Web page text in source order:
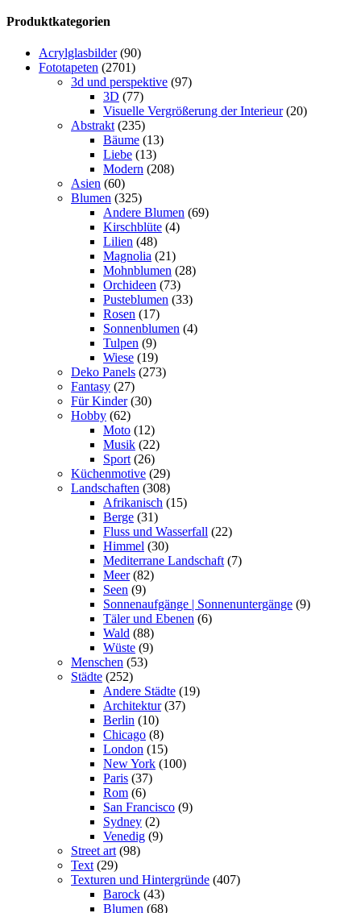
Produktkategorien
Acrylglasbilder (90)
Fototapeten (2701)
3d und perspektive (97)
3D (77)
Visuelle Vergrößerung der Interieur (20)
Abstrakt (235)
Bäume (13)
Liebe (13)
Modern (208)
Asien (60)
Blumen (325)
Andere Blumen (69)
Kirschblüte (4)
Lilien (48)
Magnolia (21)
Mohnblumen (28)
Orchideen (73)
Pusteblumen (33)
Rosen (17)
Sonnenblumen (4)
Tulpen (9)
Wiese (19)
Deko Panels (273)
Fantasy (27)
Für Kinder (30)
Hobby (62)
Moto (12)
Musik (22)
Sport (26)
Küchenmotive (29)
Landschaften (308)
Afrikanisch (15)
Berge (31)
Fluss und Wasserfall (22)
Himmel (30)
Mediterrane Landschaft (7)
Meer (82)
Seen (9)
Sonnenaufgänge | Sonnenuntergänge (9)
Täler und Ebenen (6)
Wald (88)
Wüste (9)
Menschen (53)
Städte (252)
Andere Städte (19)
Architektur (37)
Berlin (10)
Chicago (8)
London (15)
New York (100)
Paris (37)
Rom (6)
San Francisco (9)
Sydney (2)
Venedig (9)
Street art (98)
Text (29)
Texturen und Hintergründe (407)
Barock (43)
Blumen (68)